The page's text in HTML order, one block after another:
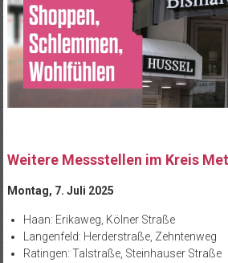
Weitere Messstellen im Kreis
Montag, 7. Juli 2025
Haan: Erikaweg, Kölner Straße
Langenfeld: Herderstraße, Zehntenweg
Ratingen: Talstraße, Steinhauser Straße